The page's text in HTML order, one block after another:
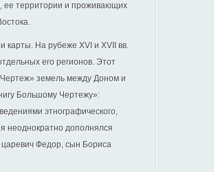
ее территории и проживающих
карты. На рубеже XVI и XVII вв.
его регионов. Этот
земель между Доном и
Большому Чертежу»:
этнографического,
неоднократно дополнялся
царевич Федор, сын Бориса